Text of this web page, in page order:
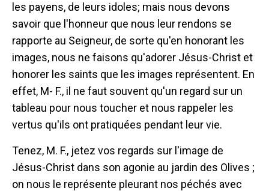
les payens, de leurs idoles; mais nous devons
savoir que l'honneur que nous leur rendons se
rapporte au Seigneur, de sorte qu'en honorant les
images, nous ne faisons qu'adorer Jésus-Christ et
honorer les saints que les images représentent. En
effet, M- F., il ne faut souvent qu'un regard sur un
tableau pour nous toucher et nous rappeler les
vertus qu'ils ont pratiquées pendant leur vie.
Tenez, M. F., jetez vos regards sur l'image de
Jésus-Christ dans son agonie au jardin des Olives ;
on nous le représente pleurant nos péchés avec